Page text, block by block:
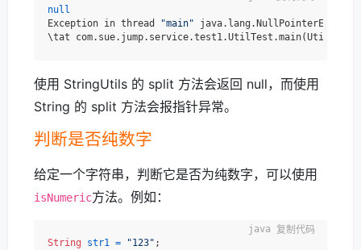
null
Exception in thread
"main"
\tat
使用 StringUtils 的 split 方法会返回 null，而使用
String 的 split 方法会报指针异常。
判断是否纯数字
给定一个字符串，判断它是否为纯数字，可以使用
isNumeric方法。例如：
String str1 = "123"
复制代码